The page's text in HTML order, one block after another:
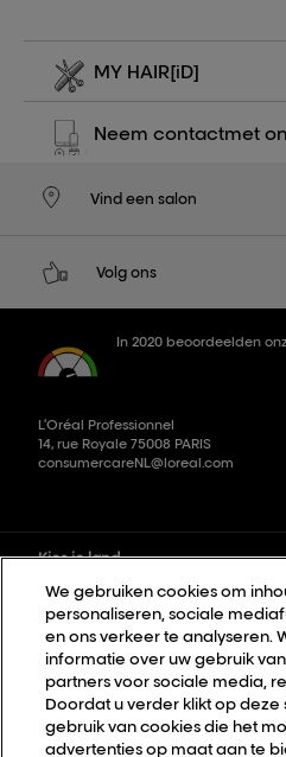
MY HAIR[iD]
Neem contactmet
Vind een salon
Volg ons
In 2020 beoordeelden
L’Oréal Professionnel
14, rue Royale 75008 PARIS
consumercareNL@loreal.com
Kies je land
Sitemap
Algemene voorwaarden
Privacybeleid
Cookie Settings
We gebruiken cookies om
personaliseren, sociale
en ons verkeer te analyseren.
informatie over uw gebruik
partners voor sociale media,
Doordat u verder klikt op deze
gebruik van cookies die het
advertenties op maat aan te